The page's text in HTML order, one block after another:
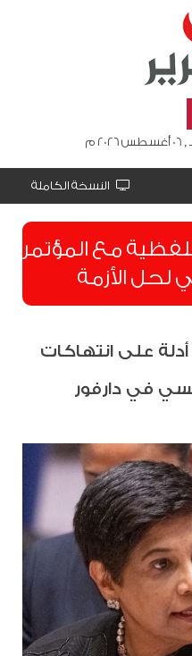
النسخة الكاملة
مع المؤتمر
لحل الأزمة
على انتهاكات
في دارفور